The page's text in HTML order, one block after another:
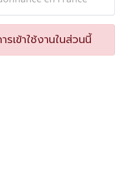
เข้าใช้งานในส่วนนี้